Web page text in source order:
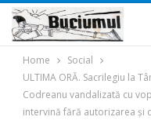
Home
Social
ULTIMA ORĂ. Sacrilegiu la
Codreanu vandalizată cu
intervină fără autorizarea şi